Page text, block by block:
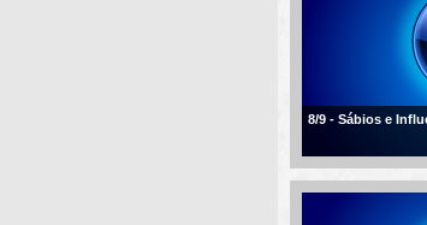
8/9 - Sábios e